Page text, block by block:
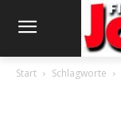
Start Schlagworte